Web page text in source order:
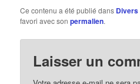
Ce contenu a été publié dans Divers
favori avec sonpermalien.
Laisser un